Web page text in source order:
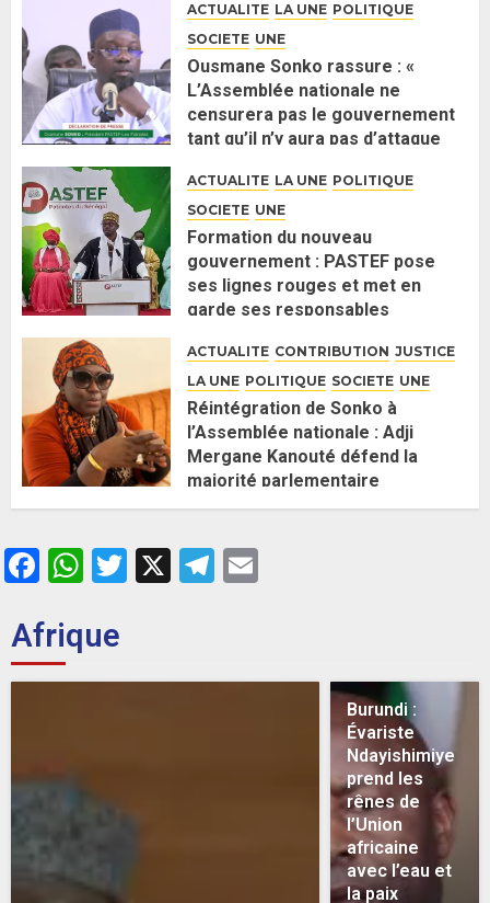
ACTUALITE LA UNE POLITIQUE
SOCIETE UNE
Ousmane Sonko rassure : «
L’Assemblée nationale ne
censurera pas le gouvernement
tant qu’il n’y aura pas d’attaque
2 JUIN 2026 0
ACTUALITE LA UNE POLITIQUE
SOCIETE UNE
Formation du nouveau
gouvernement : PASTEF pose
ses lignes rouges et met en
garde ses responsables
ACTUALITE CONTRIBUTION JUSTICE
LA UNE POLITIQUE SOCIETE UNE
Réintégration de Sonko à
l’Assemblée nationale : Adji
Mergane Kanouté défend la
majorité parlementaire
26 MAI 2026 0
Facebook
WhatsApp
Twitter
X Telegram
Afrique
Burundi :
Évariste
Ndayishimiye
prend les
rênes de
l’Union
africaine
avec l’eau et
la paix